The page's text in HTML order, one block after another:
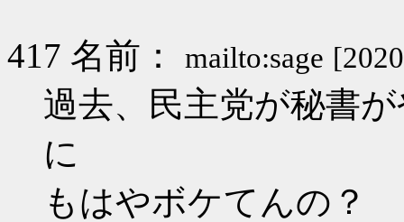
417 名前： mailto:sage
過去、民主党が秘書
に
もはやボケてんの？